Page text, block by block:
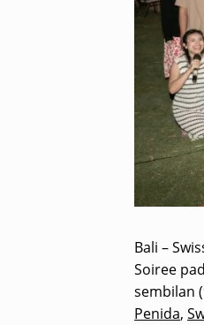
Bali –
Soiree
sembilan
Penida,